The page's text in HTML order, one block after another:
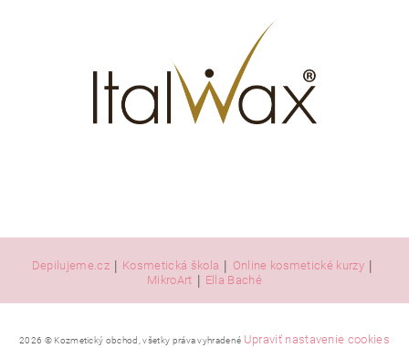
Depilujeme.cz | Kosmetická škola | Online kosmetické kurzy |
MikroArt | Ella Baché
2026 © Kozmetický obchod, všetky práva vyhradené Upraviť nastavenie cookies